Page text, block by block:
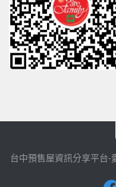
台中預售屋資訊分享平台